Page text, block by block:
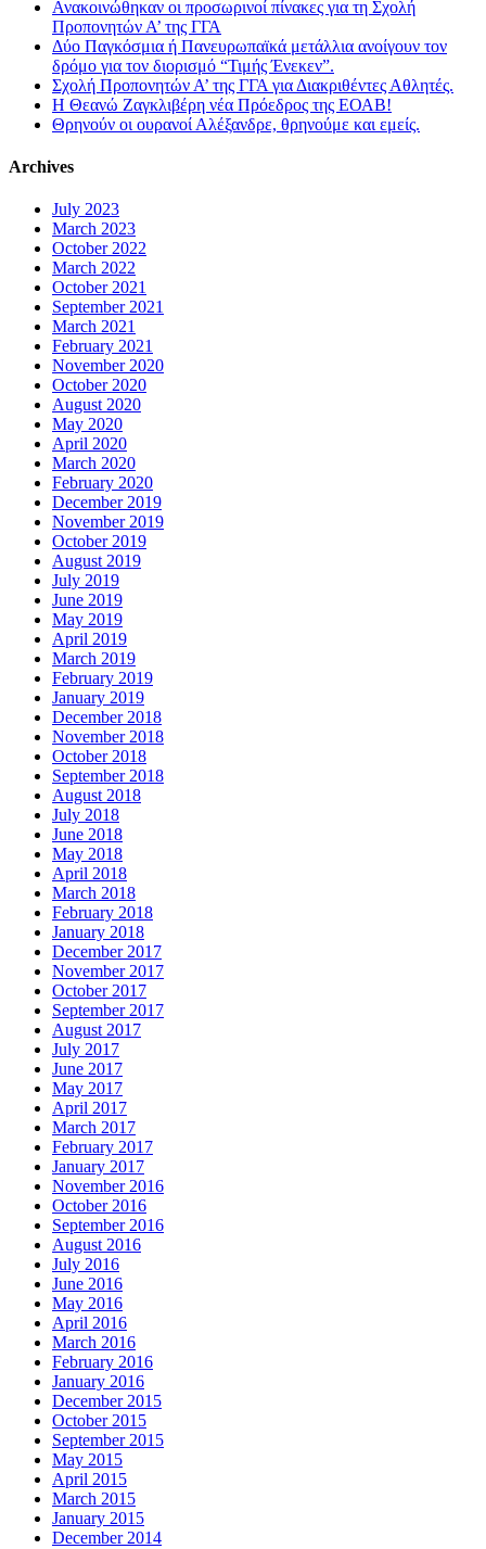
Ανακοινώθηκαν οι προσωρινοί πίνακες για τη Σχολή
Προπονητών Α’ της ΓΓΑ
Δύο Παγκόσμια ή Πανευρωπαϊκά μετάλλια ανοίγουν τον
δρόμο για τον διορισμό “Τιμής Ένεκεν”.
Σχολή Προπονητών Α’ της ΓΓΑ για Διακριθέντες Αθλητές.
Η Θεανώ Ζαγκλιβέρη νέα Πρόεδρος της ΕΟΑΒ!
Θρηνούν οι ουρανοί Αλέξανδρε, θρηνούμε και εμείς.
Archives
July 2023
March 2023
October 2022
March 2022
October 2021
September 2021
March 2021
February 2021
November 2020
October 2020
August 2020
May 2020
April 2020
March 2020
February 2020
December 2019
November 2019
October 2019
August 2019
July 2019
June 2019
May 2019
April 2019
March 2019
February 2019
January 2019
December 2018
November 2018
October 2018
September 2018
August 2018
July 2018
June 2018
May 2018
April 2018
March 2018
February 2018
January 2018
December 2017
November 2017
October 2017
September 2017
August 2017
July 2017
June 2017
May 2017
April 2017
March 2017
February 2017
January 2017
November 2016
October 2016
September 2016
August 2016
July 2016
June 2016
May 2016
April 2016
March 2016
February 2016
January 2016
December 2015
October 2015
September 2015
May 2015
April 2015
March 2015
January 2015
December 2014